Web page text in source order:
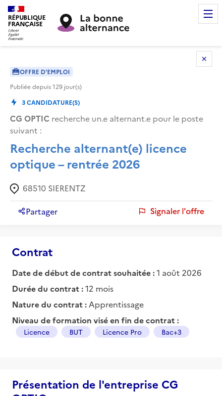
RÉPUBLIQUE
FRANÇAISE
OFFRE D'EMPLOI
Publiée depuis129 jour(s)
3CANDIDATURE(S)
CG OPTIC recherche un.e alternant.e pour le poste
suivant :
Recherche alternant(e) licence
optique – rentrée 2026
68510 SIERENTZ
Partager Signaler l'offre
Contrat
Date de début de contrat souhaitée :1 août 2026
Durée du contrat :12 mois
Nature du contrat : Apprentissage
Niveau de formation visé en fin de contrat :
Licence BUT Licence Pro Bac+3
Présentation de l'entreprise CG